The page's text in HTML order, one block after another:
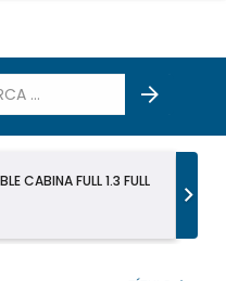
CABINA FULL 1.3 FULL